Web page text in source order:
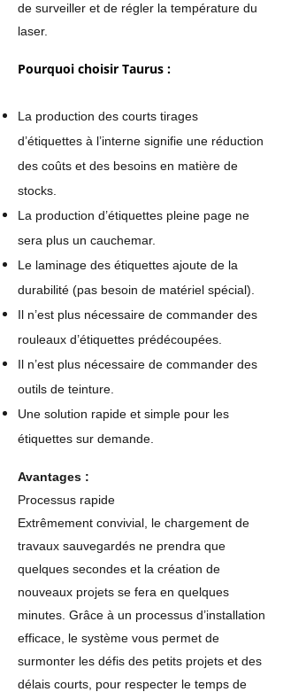
de surveiller et de régler la température du
laser.
Pourquoi choisir Taurus :
La production des courts tirages
d’étiquettes à l’interne signifie une réduction
des coûts et des besoins en matière de
stocks.
La production d’étiquettes pleine page ne
sera plus un cauchemar.
Le laminage des étiquettes ajoute de la
durabilité (pas besoin de matériel spécial).
Il n’est plus nécessaire de commander des
rouleaux d’étiquettes prédécoupées.
Il n’est plus nécessaire de commander des
outils de teinture.
Une solution rapide et simple pour les
étiquettes sur demande.
Avantages :
Processus rapide
Extrêmement convivial, le chargement de
travaux sauvegardés ne prendra que
quelques secondes et la création de
nouveaux projets se fera en quelques
minutes. Grâce à un processus d’installation
efficace, le système vous permet de
surmonter les défis des petits projets et des
délais courts, pour respecter le temps de